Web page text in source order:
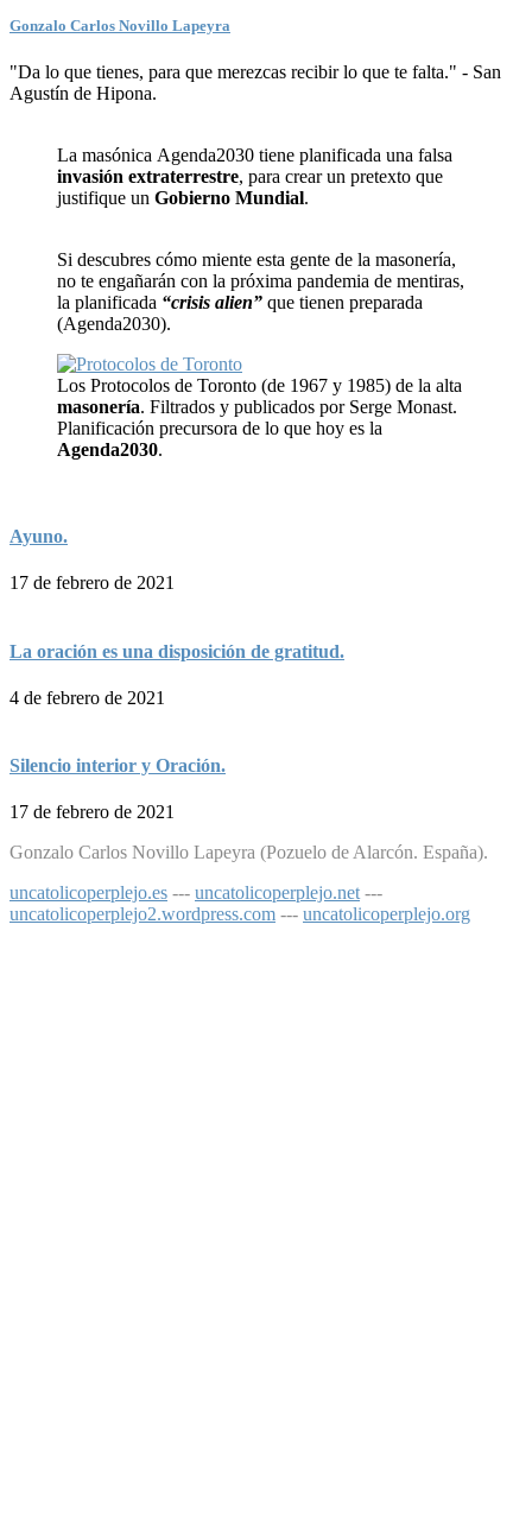
Gonzalo Carlos Novillo Lapeyra
"Da lo que tienes, para que merezcas recibir lo que te falta." - San
Agustín de Hipona.
La masónica Agenda2030 tiene planificada una falsa
invasión extraterrestre, para crear un pretexto que
justifique un Gobierno Mundial.
Si descubres cómo miente esta gente de la masonería,
no te engañarán con la próxima pandemia de mentiras,
la planificada “crisis alien” que tienen preparada
(Agenda2030).
Los Protocolos de Toronto (de 1967 y 1985) de la alta
masonería. Filtrados y publicados por Serge Monast.
Planificación precursora de lo que hoy es la
Agenda2030.
Ayuno.
17 de febrero de 2021
La oración es una disposición de gratitud.
4 de febrero de 2021
Silencio interior y Oración.
17 de febrero de 2021
Gonzalo Carlos Novillo Lapeyra (Pozuelo de Alarcón. España).
uncatolicoperplejo.es --- uncatolicoperplejo.net ---
uncatolicoperplejo2.wordpress.com --- uncatolicoperplejo.org